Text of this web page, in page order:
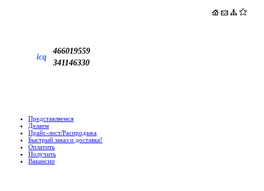
icq
466019559
341146330
Представляемся
Делаем
Прайс-лист/Распродажа
Быстрый заказ и доставка!
Оплатить
Получить
Вакансии